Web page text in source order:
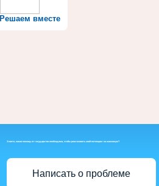
Решаем вместе
Знаете, какая помощь от государства необходима, чтобы реализовать свой потенциал на максимум?
Написать о проблеме